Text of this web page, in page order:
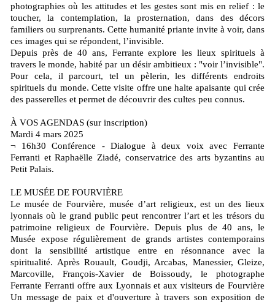
photographies où les attitudes et les gestes sont mis en relief : le
toucher, la contemplation, la prosternation, dans des décors
familiers ou surprenants. Cette humanité priante invite à voir, dans
ces images qui se répondent, l’invisible.
Depuis près de 40 ans, Ferrante explore les lieux spirituels à
travers le monde, habité par un désir ambitieux : "voir l’invisible".
Pour cela, il parcourt, tel un pèlerin, les différents endroits
spirituels du monde. Cette visite offre une halte apaisante qui crée
des passerelles et permet de découvrir des cultes peu connus.
À VOS AGENDAS (sur inscription)
Mardi 4 mars 2025
¬ 16h30 Conférence - Dialogue à deux voix avec Ferrante
Ferranti et Raphaëlle Ziadé, conservatrice des arts byzantins au
Petit Palais.
LE MUSÉE DE FOURVIÈRE
Le musée de Fourvière, musée d’art religieux, est un des lieux
lyonnais où le grand public peut rencontrer l’art et les trésors du
patrimoine religieux de Fourvière. Depuis plus de 40 ans, le
Musée expose régulièrement de grands artistes contemporains
dont la sensibilité artistique entre en résonnance avec la
spiritualité. Après Rouault, Goudji, Arcabas, Manessier, Gleize,
Marcoville, François-Xavier de Boissoudy, le photographe
Ferrante Ferranti offre aux Lyonnais et aux visiteurs de Fourvière
Un message de paix et d'ouverture à travers son exposition de